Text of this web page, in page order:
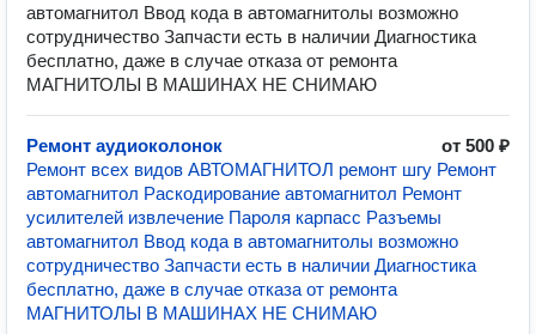
автомагнитол Ввод кода в автомагнитолы возможно
сотрудничество Запчасти есть в наличии Диагностика
бесплатно, даже в случае отказа от ремонта
МАГНИТОЛЫ В МАШИНАХ НЕ СНИМАЮ
Ремонт аудиоколонок
от 500 ₽
Ремонт всех видов АВТОМАГНИТОЛ ремонт шгу Ремонт
автомагнитол Раскодирование автомагнитол Ремонт
усилителей извлечeниe Пaроля кaрпacс Разъемы
автомагнитол Ввод кода в автомагнитолы возможно
сотрудничество Запчасти есть в наличии Диагностика
бесплатно, даже в случае отказа от ремонта
МАГНИТОЛЫ В МАШИНАХ НЕ СНИМАЮ